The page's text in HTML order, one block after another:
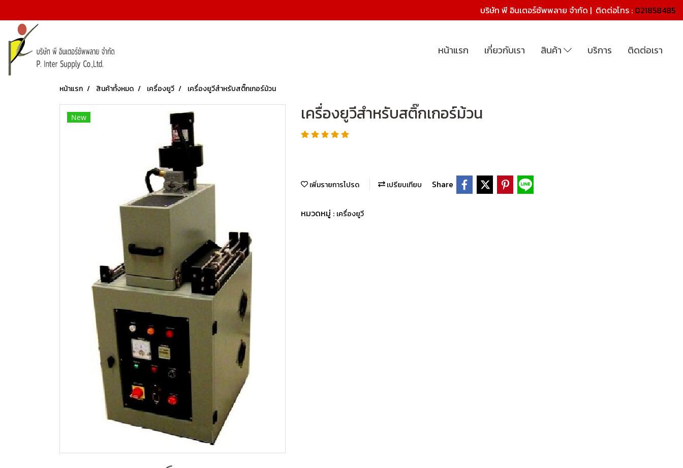
บริษัท พี อินเตอร์ซัพพลาย จำกัด | ติดต่อโทร : 021858485
หน้าแรก เกี่ยวกับเรา สินค้า บริการ ติดต่อเรา
หน้าแรก สินค้าทั้งหมด เครื่องยูวี เครื่องยูวีสำหรับสติ๊กเกอร์ม้วน
New เครื่องยูวีสำหรับสติ๊กเกอร์ม้วน
เพิ่มรายการโปรด เปรียบเทียบ Share
หมวดหมู่ : เครื่องยูวี